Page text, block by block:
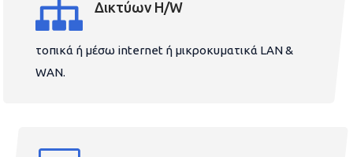
Δικτύων H/W
τοπικά ή μέσω internet ή μικροκυματικά LAN &
WAN.